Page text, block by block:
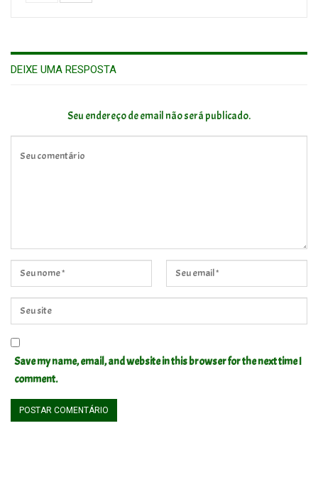
DEIXE UMA RESPOSTA
Seu endereço de email não será publicado.
Save my name, email, and website in this browser for the next time I
comment.